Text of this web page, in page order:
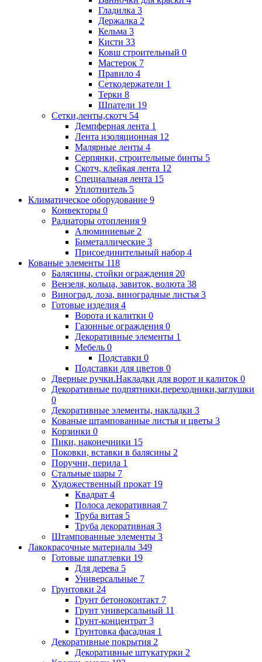
Гладилка 3
Держалка 2
Кельма 3
Кисти 33
Ковш строительный 0
Мастерок 7
Правило 4
Сеткодержатели 1
Терки 8
Шпатели 19
Сетки,ленты,скотч 54
Демпферная лента 1
Лента изоляционная 12
Малярные ленты 4
Серпянки, строительные бинты 5
Скотч, клейкая лента 12
Специальная лента 15
Уплотнитель 5
Климатическое оборудование 9
Конвекторы 0
Радиаторы отопления 9
Алюминиевые 2
Биметаллические 3
Присоединительный набор 4
Кованые элементы 118
Балясины, стойки ограждения 20
Вензеля, кольца, завиток, волюта 38
Виноград, лоза, виноградные листья 3
Готовые изделия 4
Ворота и калитки 0
Газонные ограждения 0
Декоративные элементы 1
Мебель 0
Подставки 0
Подставки для цветов 0
Дверные ручки.Накладки для ворот и калиток 0
Декоративные подпятники,переходники,заглушки
0
Декоративные элементы, накладки 3
Кованые штампованные листья и цветы 3
Корзинки 0
Пики, наконечники 15
Поковки, вставки в балясины 2
Поручни, перила 1
Стальные шары 7
Художественный прокат 19
Квадрат 4
Полоса декоративная 7
Труба витая 5
Труба декоративная 3
Штампованные элементы 3
Лакокрасочные материалы 349
Готовые шпатлевки 19
Для дерева 5
Универсальные 7
Грунтовки 24
Грунт бетоноконтакт 7
Грунт универсальный 11
Грунт-концентрат 3
Грунтовка фасадная 1
Декоративные покрытия 2
Декоративные штукатурки 2